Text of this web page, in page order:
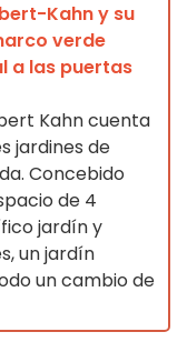
Kahn y su
verde
a las puertas
Kahn cuenta
jardines de
Concebido
de 4
jardín y
un jardín
un cambio de